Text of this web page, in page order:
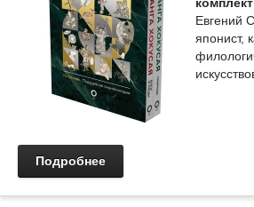
Евгений
японист,
Подробнее